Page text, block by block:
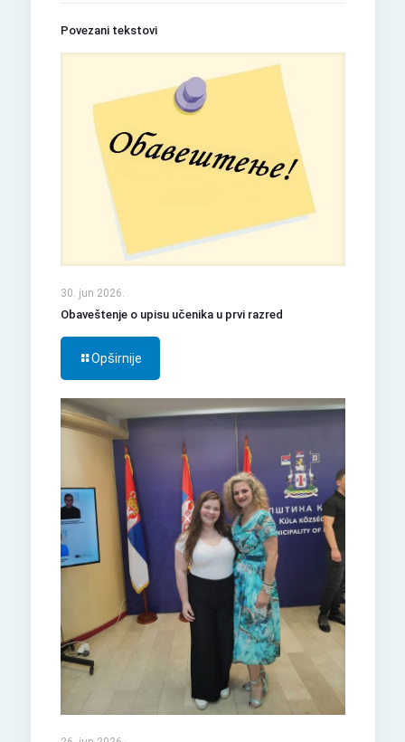
Povezani tekstovi
30. jun 2026.
Obaveštenje o upisu učenika u prvi razred
Opširnije